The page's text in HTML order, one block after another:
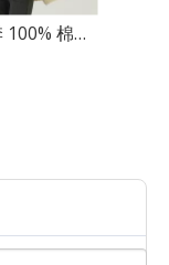
定制冬季 100% 棉厚针针织毛衣女式开衫外套